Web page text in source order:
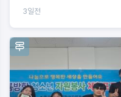
3일전